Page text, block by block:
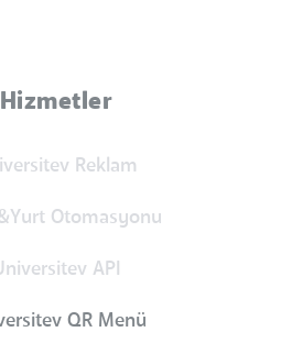
Hizmetler
Reklam
Otomasyonu
API
QR Menü